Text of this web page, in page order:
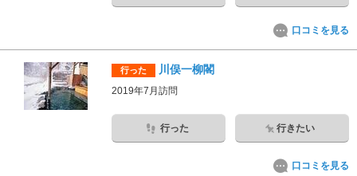
口コミを見る
行った 川俣一柳閣
2019年7月訪問
行った 行きたい
口コミを見る